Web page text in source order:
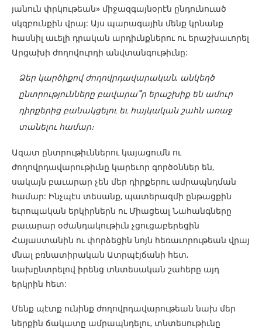
յանուն փրկութեան» միջազգայնօրէն ընդունուած
սկզբունքին վրայ: Այս պարագային մենք կրնանք
հասնիլ աւելի դրական արդիւնքներու ու երաշխաւորել
Արցախի ժողովուրդի անվտանգութիւնը:
Ձեր կարծիքով ժողովրդավարական, անկեղծ
ընտրությունները բավարա՞ր երաշխիք են ամուր
դիրքերից բանակցելու եւ հայկական շահն առաջ
տանելու համար։
Ազատ ընտրութիւններու կայացումն ու
ժողովրդավարութիւնը կարեւոր գործօններ են,
սակայն բաւարար չեն մեր դիրքերու ամրապնդման
համար: Ինչպէս տեսանք, պատերազմի ընթացքին
եւրոպական երկիրներն ու Միացեալ Նահանգները
բաւարար օժանդակութիւն չցուցաբերեցին
Հայաստանին ու փորձեցին նոյն հեռաւորութեան վրայ
մնալ բռնատիրական Ատրպէյճանի հետ,
նախընտրելով իրենց տնտեսական շահերը այդ
երկրին հետ:
Մենք պէտք ունինք ժողովրդավարութեան նախ մեր
ներքին ճակատը ամրապնդելու, տնտեսութիւնը